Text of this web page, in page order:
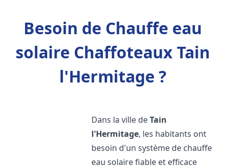
Besoin de Chauffe eau
solaire Chaffoteaux Tain
l'Hermitage ?
Dans la ville deTain
l'Hermitage, les habitants ont
besoin d'un système de chauffe
eau solaire fiable et efficace